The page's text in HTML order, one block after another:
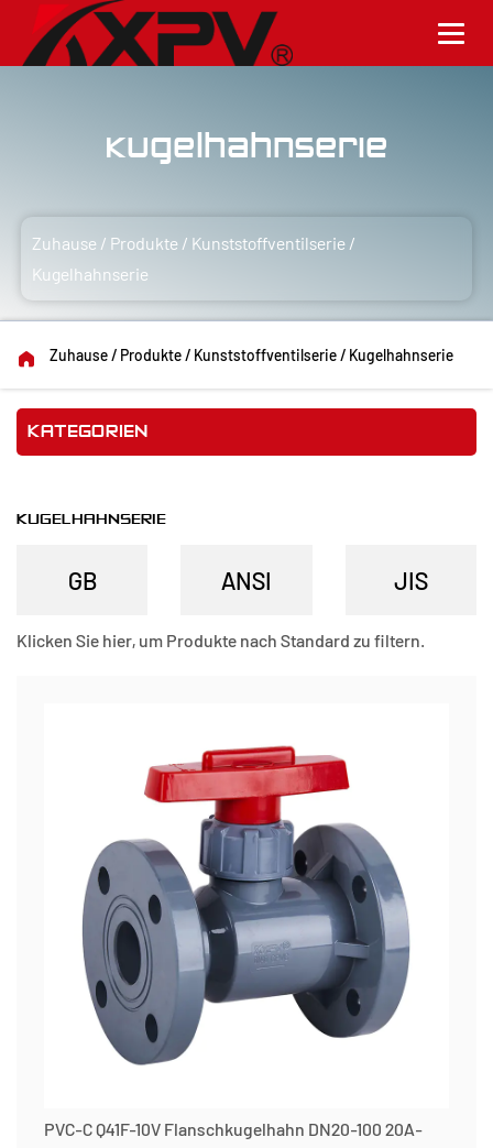
Kugelhahnserie
Zuhause / Produkte / Kunststoffventilserie /
Kugelhahnserie
Zuhause/ Produkte/ Kunststoffventilserie/ Kugelhahnserie
KATEGORIEN
KUGELHAHNSERIE
Klicken Sie hier, um Produkte nach Standard zu filtern.
PVC-C Q41F-10V Flanschkugelhahn DN20-100 20A-